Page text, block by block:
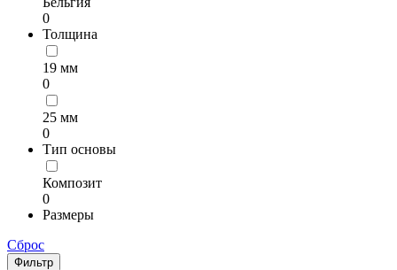
0
Толщина
19 мм
0
25 мм
0
Тип основы
Композит
0
Размеры
Сброс
Фильтр